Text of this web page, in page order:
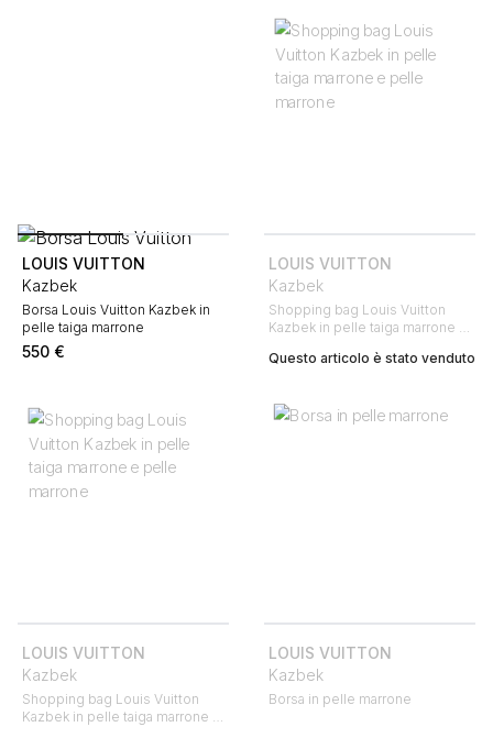
LOUIS VUITTON
Kazbek
Borsa Louis Vuitton Kazbek in
pelle taiga marrone
550 €
LOUIS VUITTON
Kazbek
Shopping bag Louis Vuitton
Kazbek in pelle taiga marrone e
Questo articolo è stato venduto
LOUIS VUITTON
Kazbek
Shopping bag Louis Vuitton
Kazbek in pelle taiga marrone e
LOUIS VUITTON
Kazbek
Borsa in pelle marrone